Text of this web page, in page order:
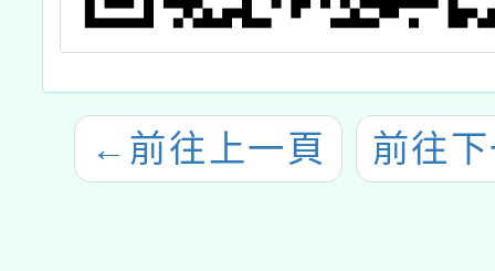
← 前往上一頁 前往